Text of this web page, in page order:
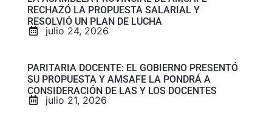
RECHAZÓ LA PROPUESTA SALARIAL Y
RESOLVIÓ UN PLAN DE LUCHA
julio 24, 2026
PARITARIA DOCENTE: EL GOBIERNO PRESENTÓ
SU PROPUESTA Y AMSAFE LA PONDRÁ A
CONSIDERACIÓN DE LAS Y LOS DOCENTES
julio 21, 2026